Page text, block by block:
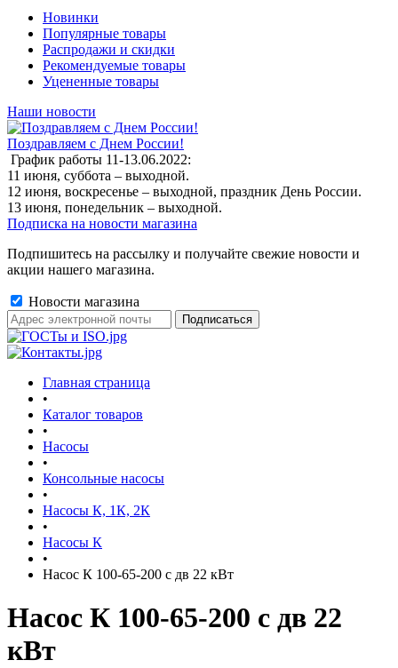
Новинки
Популярные товары
Распродажи и скидки
Рекомендуемые товары
Уцененные товары
Наши новости
Поздравляем с Днем России!
График работы 11-13.06.2022:
11 июня, суббота – выходной.
12 июня, воскресенье – выходной, праздник День России.
13 июня, понедельник – выходной.
Подписка на новости магазина
Подпишитесь на рассылку и получайте свежие новости и
акции нашего магазина.
Новости магазина
Главная страница
•
Каталог товаров
•
Насосы
•
Консольные насосы
•
Насосы К, 1К, 2К
•
Насосы К
•
Насос К 100-65-200 с дв 22 кВт
Насос К 100-65-200 с дв 22
кВт